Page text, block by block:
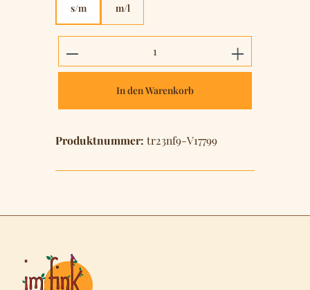
s/m m/l
Produkt Anzahl: Gib den
In den Warenkorb
Produktnummer: tr23nf9-V17799